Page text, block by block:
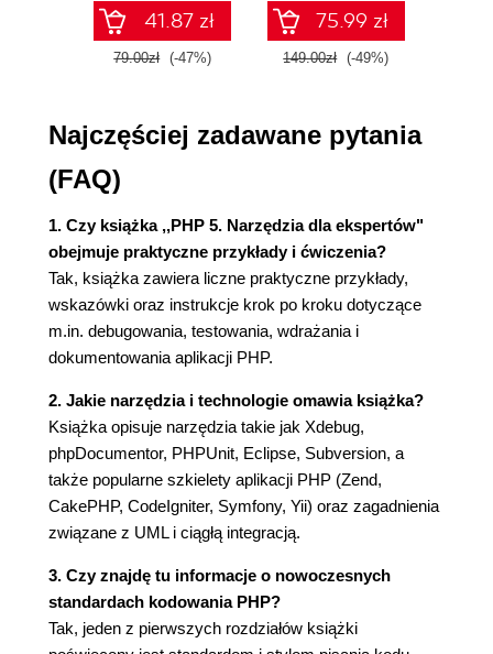
Tagi stosowane w PHP4 (94)
Tagi użytkownika (94)
programistyczne (97)
Dlaczego Eclipse? (98)
Instalacja Eclipse (100)
Wymagania (100)
Wybór pakietu (102)
Dodawanie pluginu PDT (102)
Podstawowe pojęcia związane z Eclipse (104)
Przestrzeń robocza (Workspace) (104)
Widoki (Views) (105)
Perspektywy (107)
Przykładowy projekt PDT (108)
Możliwości funkcjonalne pluginu PDT (111)
Edytor (111)
Inspekcja (115)
Preferencje PDT (120)
Inne możliwości funkcjonalne (127)
Pluginy Eclipse (128)
41.87 zł
79.00zł (-47%)
75.99 zł
149.00zł (-49%)
Najczęściej zadawane pytania
(FAQ)
1. Czy książka ,,PHP 5. Narzędzia dla ekspertów"
obejmuje praktyczne przykłady i ćwiczenia?
Tak, książka zawiera liczne praktyczne przykłady,
wskazówki oraz instrukcje krok po kroku dotyczące
m.in. debugowania, testowania, wdrażania i
dokumentowania aplikacji PHP.
2. Jakie narzędzia i technologie omawia książka?
Książka opisuje narzędzia takie jak Xdebug,
phpDocumentor, PHPUnit, Eclipse, Subversion, a
także popularne szkielety aplikacji PHP (Zend,
CakePHP, CodeIgniter, Symfony, Yii) oraz zagadnienia
związane z UML i ciągłą integracją.
3. Czy znajdę tu informacje o nowoczesnych
standardach kodowania PHP?
Tak, jeden z pierwszych rozdziałów książki